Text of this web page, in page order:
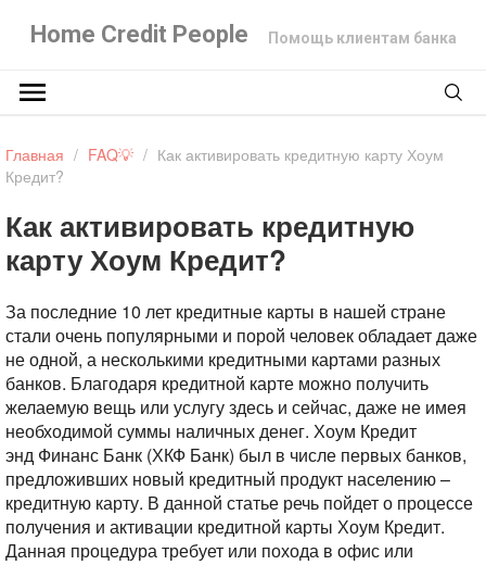
Home Credit People Помощь клиентам банка
Главная / FAQ💡 / Как активировать кредитную карту Хоум
Кредит?
Как активировать кредитную
карту Хоум Кредит?
За последние 10 лет кредитные карты в нашей стране
стали очень популярными и порой человек обладает даже
не одной, а несколькими кредитными картами разных
банков. Благодаря кредитной карте можно получить
желаемую вещь или услугу здесь и сейчас, даже не имея
необходимой суммы наличных денег. Хоум Кредит
энд Финанс Банк (ХКФ Банк) был в числе первых банков,
предложивших новый кредитный продукт населению –
кредитную карту. В данной статье речь пойдет о процессе
получения и активации кредитной карты Хоум Кредит.
Данная процедура требует или похода в офис или